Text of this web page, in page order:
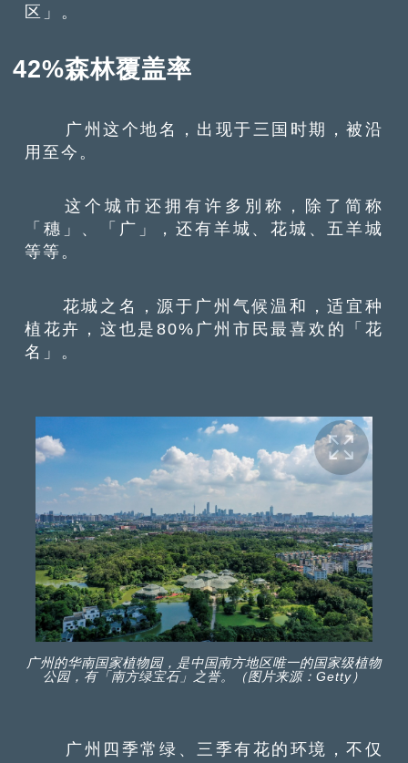
区」。
42%森林覆盖率
广州这个地名，出现于三国时期，被沿
用至今。
这个城市还拥有许多別称，除了简称
「穗」、「广」，还有羊城、花城、五羊城
等等。
花城之名，源于广州气候温和，适宜种
植花卉，这也是80%广州市民最喜欢的「花
名」。
广州的华南国家植物园，是中国南方地区唯一的国家级植物
公园，有「南方绿宝石」之誉。（图片来源：Getty）
广州四季常绿、三季有花的环境，不仅